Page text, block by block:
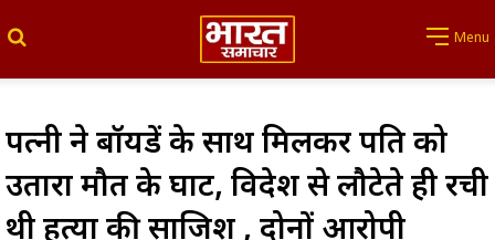
Menu
पत्नी ने बॉयफ्रेंड के साथ मिलकर पति को
उतारा मौत के घाट, विदेश से लौटेते ही रची
थी हत्या की साजिश , दोनों आरोपी